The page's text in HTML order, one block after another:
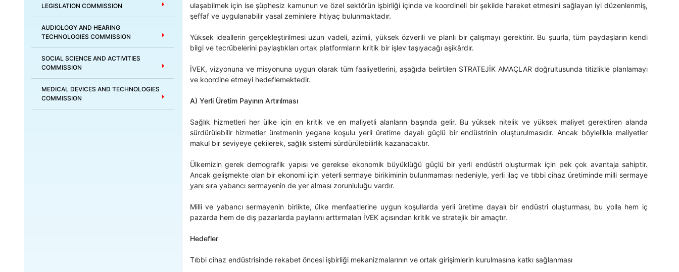
LEGISLATION COMMISSION
AUDIOLOGY AND HEARING
TECHNOLOGIES COMMISSION
SOCIAL SCIENCE AND ACTIVITIES
COMMISSION
MEDICAL DEVICES AND TECHNOLOGIES
COMMISSION
ulaşabilmek için ise şüphesiz kamunun ve özel sektörün işbirliği içinde ve koordineli bir şekilde hareket etmesini sağlayan iyi düzenlenmiş,
şeffaf ve uygulanabilir yasal zeminlere ihtiyaç bulunmaktadır.
Yüksek ideallerin gerçekleştirilmesi uzun vadeli, azimli, yüksek özverili ve planlı bir çalışmayı gerektirir. Bu şuurla, tüm paydaşların kendi
bilgi ve tecrübelerini paylaştıkları ortak platformların kritik bir işlev taşıyacağı aşikârdır.
İVEK, vizyonuna ve misyonuna uygun olarak tüm faaliyetlerini, aşağıda belirtilen STRATEJİK AMAÇLAR doğrultusunda titizlikle planlamayı
ve koordine etmeyi hedeflemektedir.
A) Yerli Üretim Payının Artırılması
Sağlık hizmetleri her ülke için en kritik ve en maliyetli alanların başında gelir. Bu yüksek nitelik ve yüksek maliyet gerektiren alanda
sürdürülebilir hizmetler üretmenin yegane koşulu yerli üretime dayalı güçlü bir endüstrinin oluşturulmasıdır. Ancak böylelikle maliyetler
makul bir seviyeye çekilerek, sağlık sistemi sürdürülebilirlik kazanacaktır.
Ülkemizin gerek demografik yapısı ve gerekse ekonomik büyüklüğü güçlü bir yerli endüstri oluşturmak için pek çok avantaja sahiptir.
Ancak gelişmekte olan bir ekonomi için yeterli sermaye birikiminin bulunmaması nedeniyle, yerli ilaç ve tıbbi cihaz üretiminde milli sermaye
yanı sıra yabancı sermayenin de yer alması zorunluluğu vardır.
Milli ve yabancı sermayenin birlikte, ülke menfaatlerine uygun koşullarda yerli üretime dayalı bir endüstri oluşturması, bu yolla hem iç
pazarda hem de dış pazarlarda paylarını arttırmaları İVEK açısından kritik ve stratejik bir amaçtır.
Hedefler
Tıbbi cihaz endüstrisinde rekabet öncesi işbirliği mekanizmalarının ve ortak girişimlerin kurulmasına katkı sağlanması